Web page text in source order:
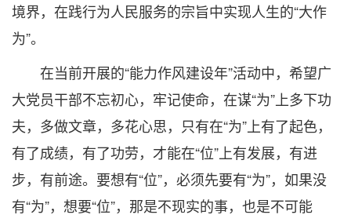
境界，在践行为人民服务的宗旨中实现人生的“大作
为”。
在当前开展的“能力作风建设年”活动中，希望广
大党员干部不忘初心，牢记使命，在谋“为”上多下功
夫，多做文章，多花心思，只有在“为”上有了起色，
有了成绩，有了功劳，才能在“位”上有发展，有进
步，有前途。要想有“位”，必须先要有“为”，如果没
有“为”，想要“位”，那是不现实的事，也是不可能